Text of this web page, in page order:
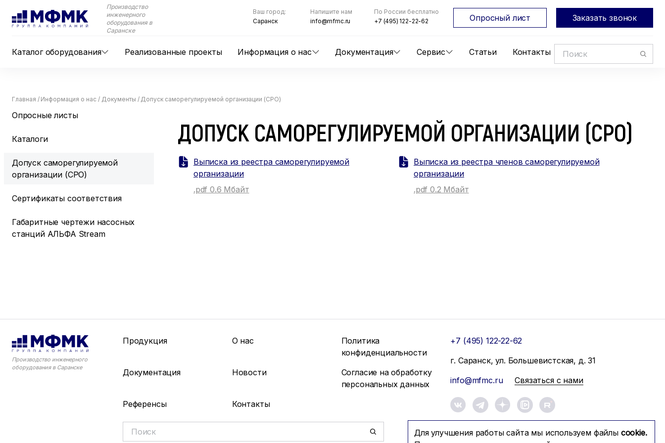
Производство
инженерного
оборудования в
Саранске
Каталог оборудования Реализованные проекты Информация о нас Документация Сервис Статьи Контакты
Ваш город:
Саранск
Напишите нам
info@mfmc.ru
По России бесплатно
+7 (495) 122-22-62
Опросный лист Заказать звонок
Главная / Информация о нас / Документы / Допуск саморегулируемой организации (СРО)
Опросные листы
Каталоги
Допуск саморегулируемой
организации (СРО)
Сертификаты соответствия
Габаритные чертежи насосных
станций АЛЬФА Stream
ДОПУСК САМОРЕГУЛИРУЕМОЙ ОРГАНИЗАЦИИ (СРО)
Выписка из реестра саморегулируемой
организации
.pdf 0.6 Мбайт
Выписка из реестра членов саморегулируемой
организации
.pdf 0.2 Мбайт
Для улучшения работы сайта мы используем файлы cookie.
Производство инженерного
оборудования в Саранске
Продукция О нас
Политика
конфиденциальности
Документация
Новости
Согласие на обработку
персональных данных
Референсы
Контакты
+7 (495) 122-22-62
г. Саранск, ул. Большевистская, д. 31
info@mfmc.ru
Связаться с нами